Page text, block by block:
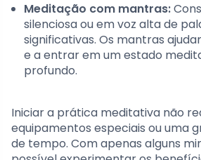
Meditação com mantras:
silenciosa ou em voz alta de
significativas. Os mantras
e a entrar em um estado
profundo.
Iniciar a prática meditativa não
equipamentos especiais ou uma
de tempo. Com apenas alguns